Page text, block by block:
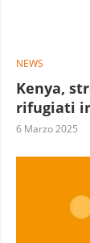
NEWS
Kenya,
rifugiati
6 Marzo 2025